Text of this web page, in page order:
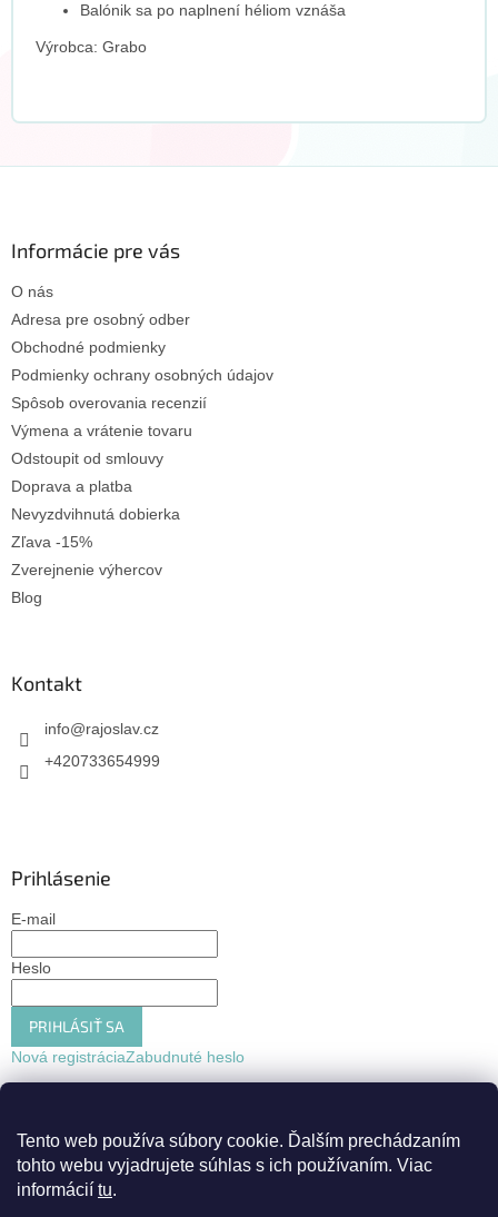
Tento web používa súbory cookie. Ďalším prechádzaním
tohto webu vyjadrujete súhlas s ich používaním. Viac
informácií tu.
Balónik sa po naplnení héliom vznáša
Výrobca: Grabo
Informácie pre vás
O nás
Adresa pre osobný odber
Obchodné podmienky
Podmienky ochrany osobných údajov
Spôsob overovania recenzií
Výmena a vrátenie tovaru
Odstoupit od smlouvy
Doprava a platba
Nevyzdvihnutá dobierka
Zľava -15%
Zverejnenie výhercov
Blog
Kontakt
info@rajoslav.cz
+420733654999
Prihlásenie
E-mail
Heslo
PRIHLÁSIŤ SA
Nová registráciaZabudnuté heslo